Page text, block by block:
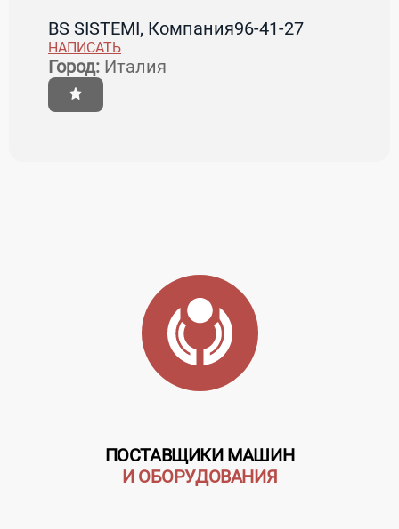
BS SISTEMI, Компания96-41-27
НАПИСАТЬ
Город: Италия
ПОСТАВЩИКИ МАШИН
И ОБОРУДОВАНИЯ